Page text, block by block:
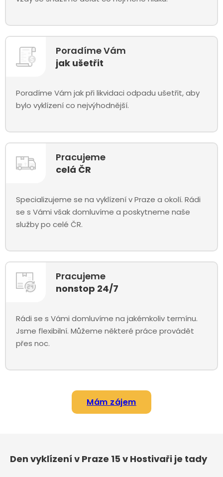
Poradíme Vám
jak ušetřit
Poradíme Vám jak při likvidaci odpadu ušetřit, aby
bylo vyklízení co nejvýhodnější.
Pracujeme
celá ČR
Specializujeme se na vyklízení v Praze a okolí. Rádi
se s Vámi však domluvíme a poskytneme naše
služby po celé ČR.
Pracujeme
nonstop 24/7
Rádi se s Vámi domluvíme na jakémkoliv termínu.
Jsme flexibilní. Můžeme některé práce provádět
přes noc.
Mám zájem
Den vyklízení v Praze 15 v Hostivaři je tady